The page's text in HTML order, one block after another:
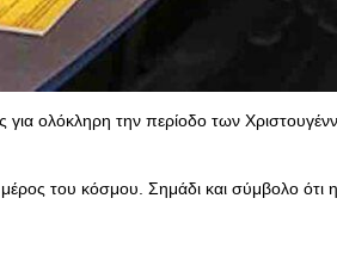
ολόκληρη την περίοδο των
του κόσμου. Σημάδι και σύμβολο